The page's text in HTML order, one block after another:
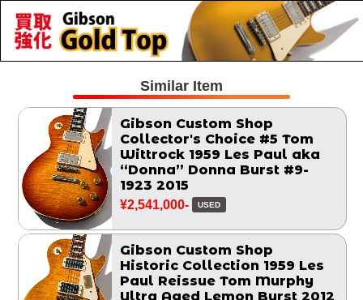
Similar Item
Gibson Custom Shop
Collector's Choice #5 Tom
Wittrock 1959 Les Paul aka
“Donna” Donna Burst #9-
1923 2015
¥2,541,000- USED
Gibson Custom Shop
Historic Collection 1959 Les
Paul Reissue Tom Murphy
Ultra Aged Lemon Burst 2012